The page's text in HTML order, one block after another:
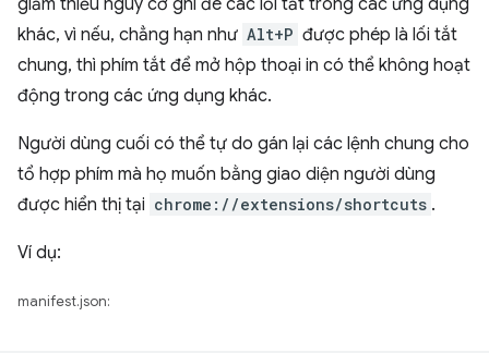
giảm thiểu nguy cơ ghi đè các lối tắt trong các ứng dụng
khác, vì nếu, chẳng hạn như Alt+P được phép là lối tắt
chung, thì phím tắt để mở hộp thoại in có thể không hoạt
động trong các ứng dụng khác.
Người dùng cuối có thể tự do gán lại các lệnh chung cho
tổ hợp phím mà họ muốn bằng giao diện người dùng
được hiển thị tại chrome://extensions/shortcuts .
Ví dụ:
manifest.json: